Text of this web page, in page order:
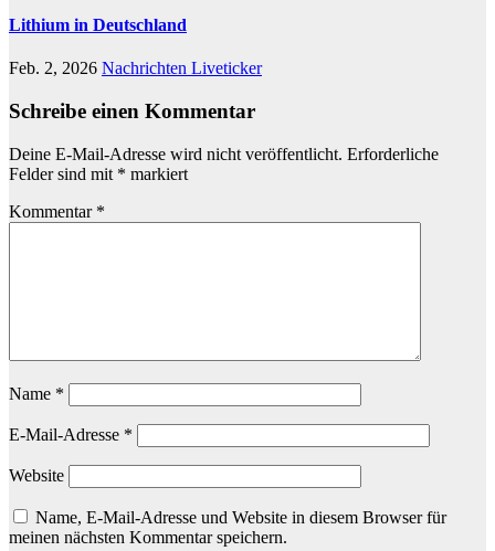
Lithium in Deutschland
Feb. 2, 2026 Nachrichten Liveticker
Schreibe einen Kommentar
Deine E-Mail-Adresse wird nicht veröffentlicht. Erforderliche
Felder sind mit * markiert
Kommentar *
Name *
E-Mail-Adresse *
Website
Name, E-Mail-Adresse und Website in diesem Browser für
meinen nächsten Kommentar speichern.